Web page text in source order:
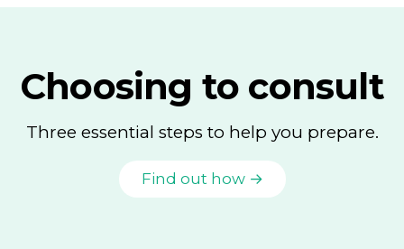
Choosing to consult
Three essential steps to help you prepare.
Find out how →